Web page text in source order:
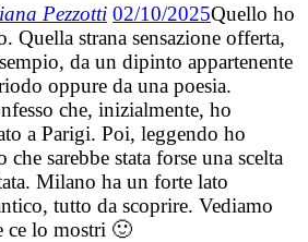
Pezzotti 02/10/2025Quello ho
Quella strana sensazione offerta,
da un dipinto appartenente
oppure da una poesia.
che, inizialmente, ho
a Parigi. Poi, leggendo ho
che sarebbe stata forse una scelta
Milano ha un forte lato
tutto da scoprire. Vediamo
ce lo mostri 🙂